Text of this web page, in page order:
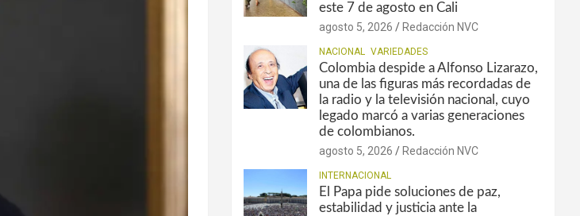
este 7 de agosto en Cali
agosto 5, 2026 Redacción NVC
NACIONAL VARIEDADES
Colombia despide a Alfonso Lizarazo,
una de las figuras más recordadas de
la radio y la televisión nacional, cuyo
legado marcó a varias generaciones
de colombianos.
agosto 5, 2026 Redacción NVC
INTERNACIONAL
El Papa pide soluciones de paz,
estabilidad y justicia ante la